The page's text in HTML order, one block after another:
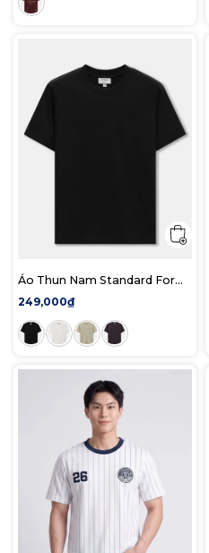
Áo Thun Nam Standard Form
Regular
249,000₫